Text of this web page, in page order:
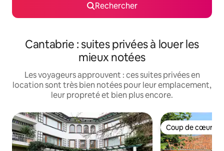
Rechercher
Cantabrie : suites privées à louer les
mieux notées
Les voyageurs approuvent : ces suites privées en
location sont très bien notées pour leur emplacement,
leur propreté et bien plus encore.
Coup de cœur
Coup de cœur